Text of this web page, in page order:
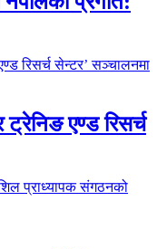
एण्ड रिसर्च